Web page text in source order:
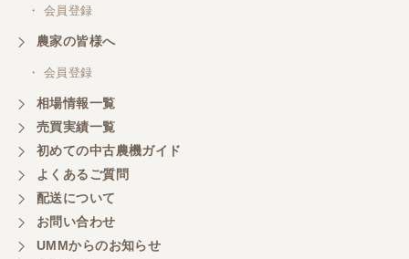
・ 会員登録
農家の皆様へ
・ 会員登録
相場情報一覧
売買実績一覧
初めての中古農機ガイド
よくあるご質問
配送について
お問い合わせ
UMMからのお知らせ